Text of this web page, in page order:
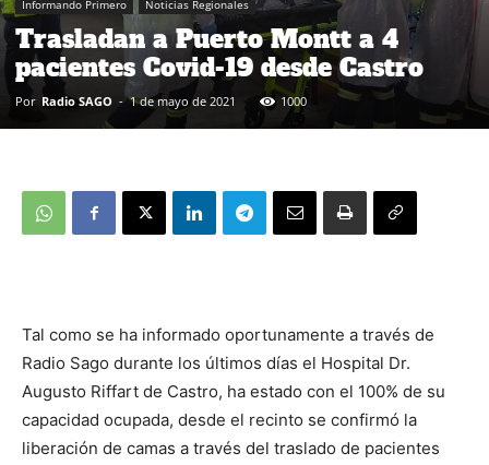
Informando Primero Noticias Regionales
Trasladan a Puerto Montt a 4
pacientes Covid-19 desde Castro
Por Radio SAGO - 1 de mayo de 2021 1000
Tal como se ha informado oportunamente a través de
Radio Sago durante los últimos días el Hospital Dr.
Augusto Riffart de Castro, ha estado con el 100% de su
capacidad ocupada, desde el recinto se confirmó la
liberación de camas a través del traslado de pacientes